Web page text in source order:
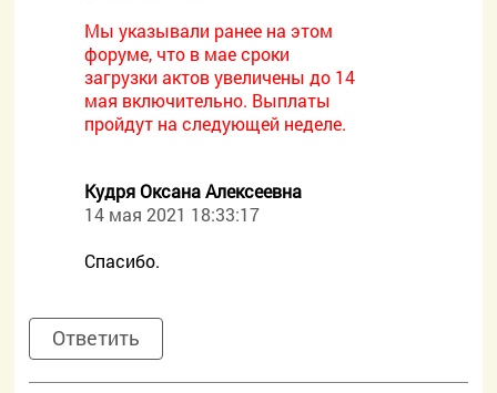
Мы указывали ранее на этом
форуме, что в мае сроки
загрузки актов увеличены до 14
мая включительно. Выплаты
пройдут на следующей неделе.
Кудря Оксана Алексеевна
14 мая 2021 18:33:17
Спасибо.
Ответить